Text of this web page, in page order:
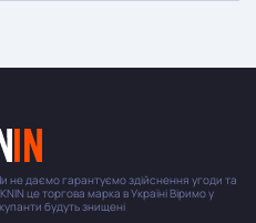
не даємо гарантуємо здійснення угоди та
це торгова марка в Україні Віримо у
будуть знищені